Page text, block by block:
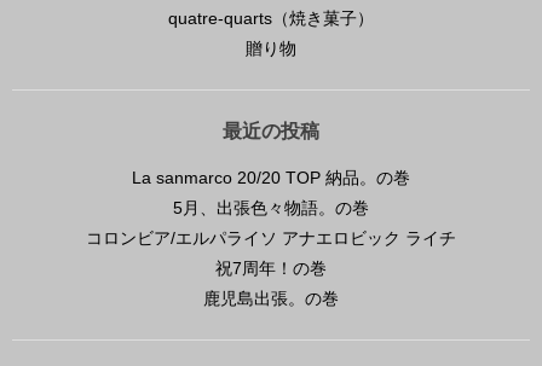
quatre-quarts（焼き菓子）
贈り物
最近の投稿
La sanmarco 20/20 TOP 納品。の巻
5月、出張色々物語。の巻
コロンビア/エルパライソ アナエロビック ライチ
祝7周年！の巻
鹿児島出張。の巻